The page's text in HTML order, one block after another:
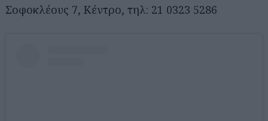
Σοφοκλέους 7, Κέντρο, τηλ: 21 0323 5286